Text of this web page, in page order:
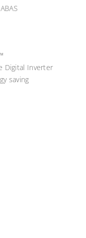
Digital Inverter
saving